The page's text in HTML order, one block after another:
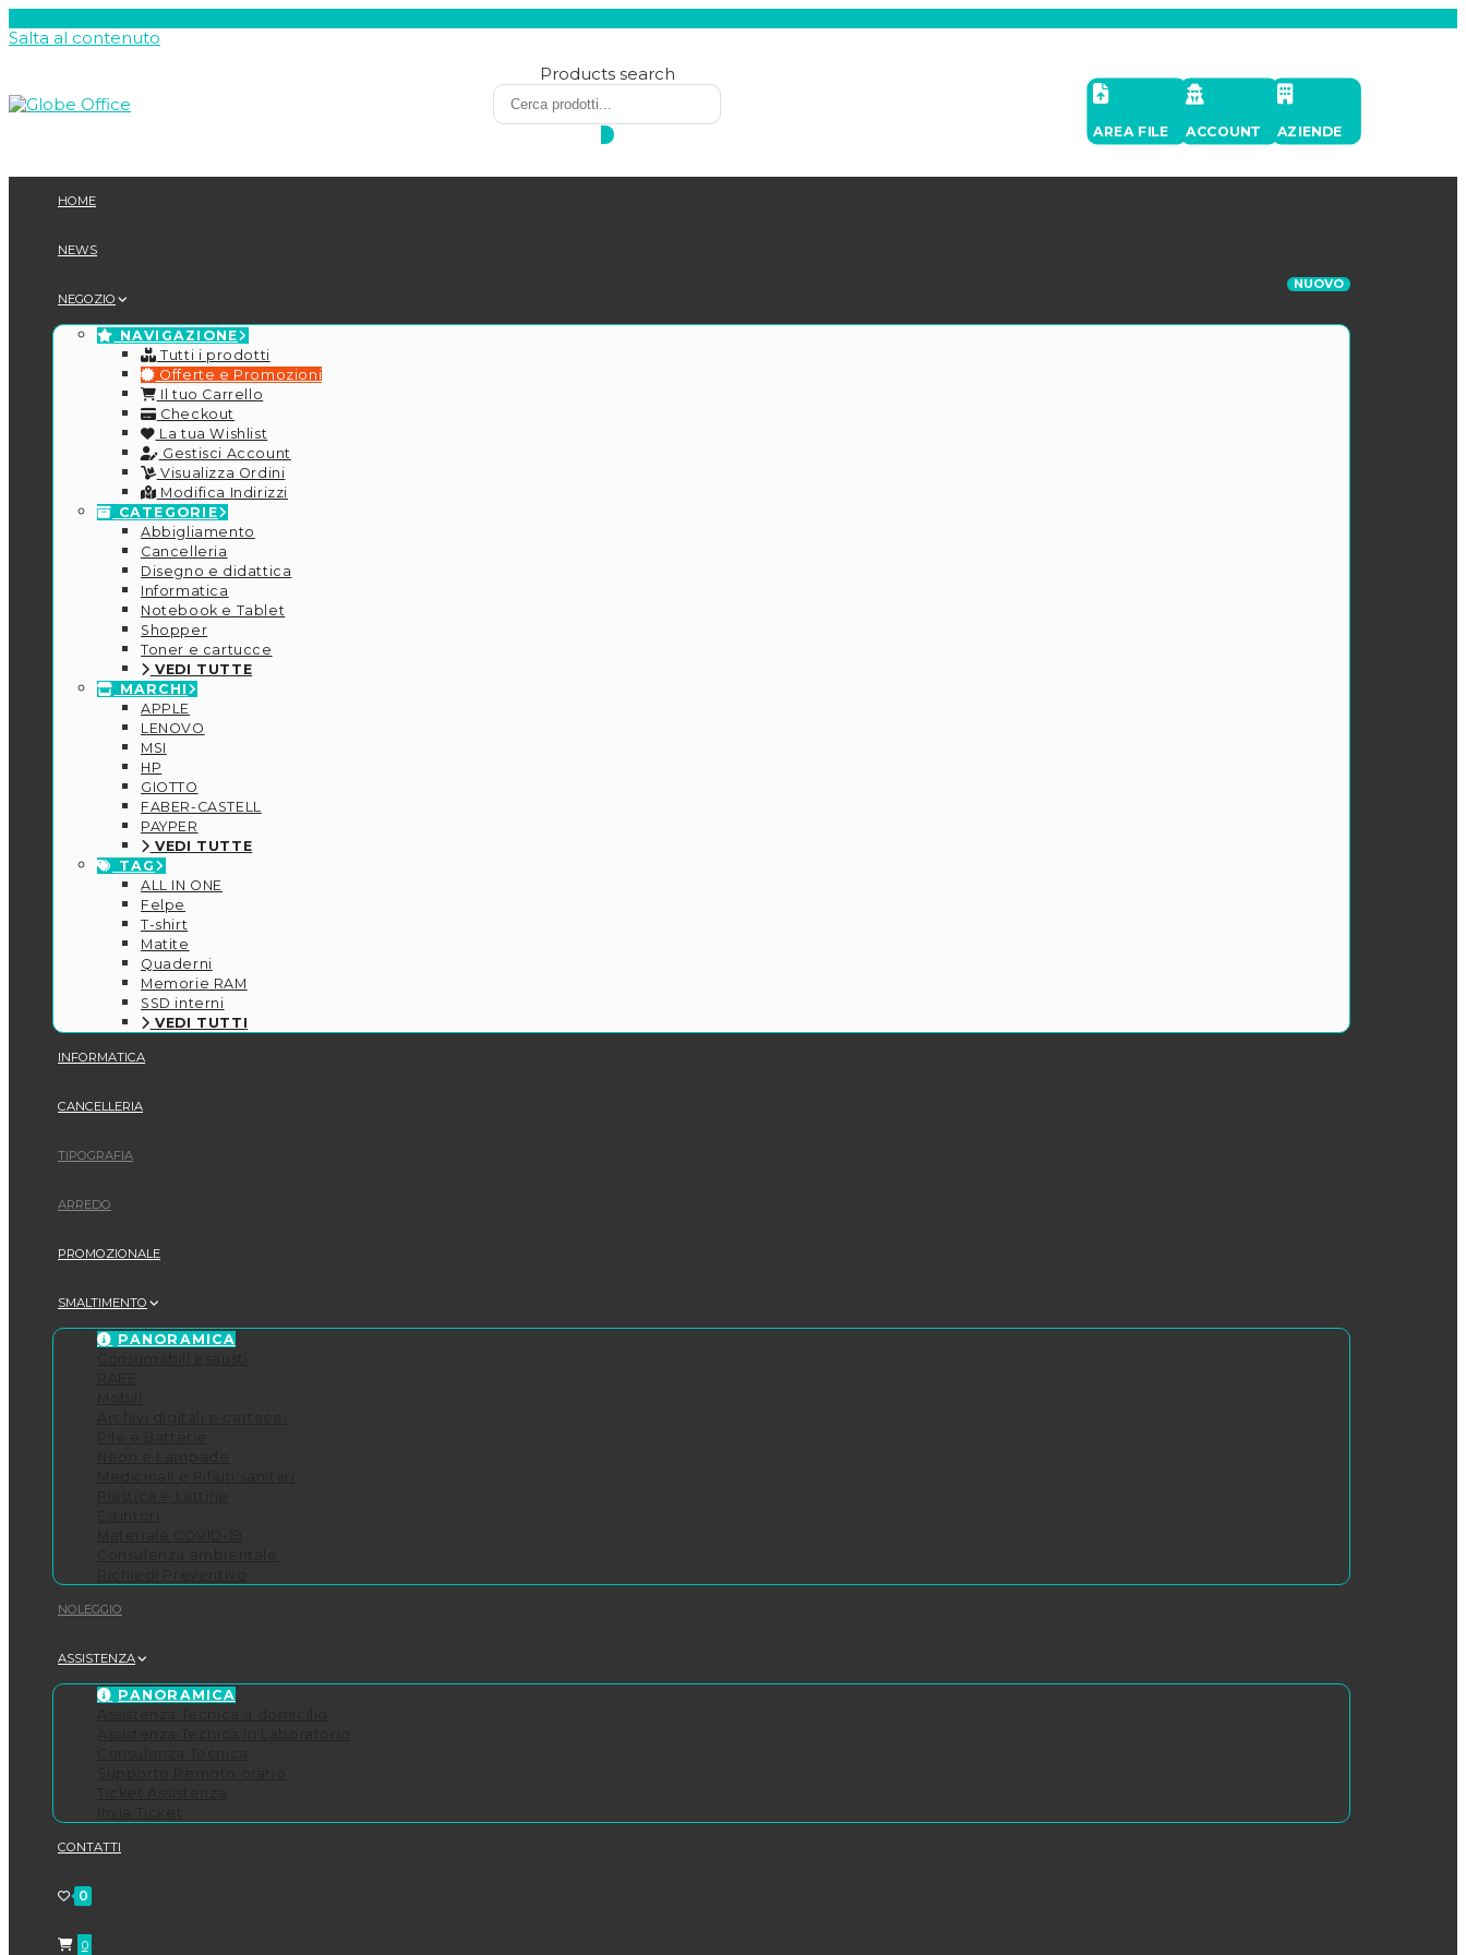
Salta al contenuto
Products search
AREA FILE ACCOUNT AZIENDE
HOME
NEWS
NEGOZIO
NAVIGAZIONE
Tutti i prodotti
Offerte e Promozioni
Il tuo Carrello
Checkout
La tua Wishlist
Gestisci Account
Visualizza Ordini
Modifica Indirizzi
CATEGORIE
Abbigliamento
Cancelleria
Disegno e didattica
Informatica
Notebook e Tablet
Shopper
Toner e cartucce
VEDI TUTTE
MARCHI
APPLE
LENOVO
MSI
HP
GIOTTO
FABER-CASTELL
PAYPER
VEDI TUTTE
TAG
ALL IN ONE
Felpe
T-shirt
Matite
Quaderni
Memorie RAM
SSD interni
VEDI TUTTI
INFORMATICA
CANCELLERIA
TIPOGRAFIA
ARREDO
PROMOZIONALE
SMALTIMENTO
PANORAMICA
NOLEGGIO
ASSISTENZA
PANORAMICA
CONTATTI
0
0